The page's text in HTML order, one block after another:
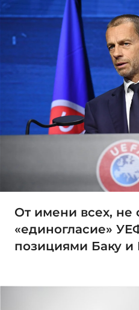
От имени всех, не
«единогласие»
позициями Баку и